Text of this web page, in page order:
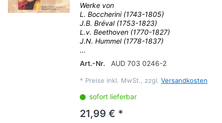
Werke von
L. Boccherini (1743-1805)
J.B. Bréval (1753-1823)
L.v. Beethoven (1770-1827)
J.N. Hummel (1778-1837)
...
Art.-Nr.
AUD 703 0246-2
* Preise inkl. MwSt., zzgl. Versandkosten
sofort lieferbar
21,99 € *